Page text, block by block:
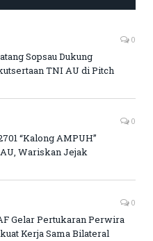
0
Sopsau Dukung
TNI AU di Pitch
0
“Kalong AMPUH”
Wariskan Jejak
0
Gelar Pertukaran Perwira
Kerja Sama Bilateral